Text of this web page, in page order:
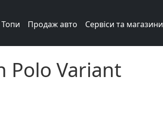
Топи Продаж авто Сервіси та магазини
Polo Variant